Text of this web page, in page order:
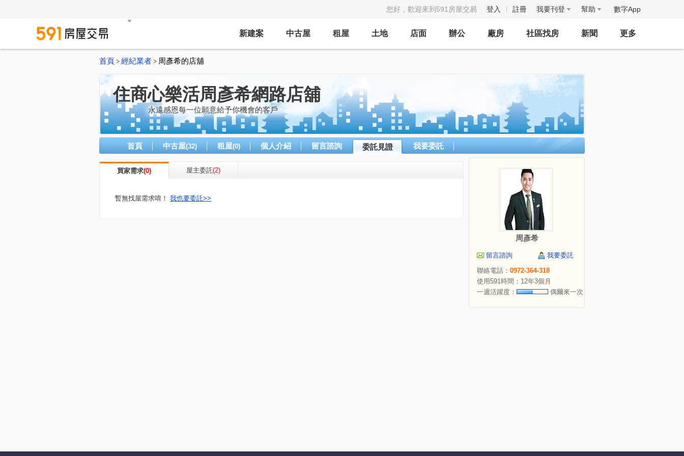
您好，歡迎來到591房屋交易 登入 註冊 我要刊登 幫助 數字App
新建案 中古屋 租屋 土地 店面 辦公 廠房 社區找房 新聞 更多
首頁 > 經紀業者 > 周彥希的店舖
住商心樂活周彥希網路店舖
永遠感恩每一位願意給予你機會的客戶
首頁 中古屋(32) 租屋(0) 個人介紹 留言諮詢 委託見證 我要委託
買家需求(0) 屋主委託(2)
暫無找屋需求唷！ 我也要委託>>
周彥希
留言諮詢
我要委託
聯絡電話： 0972-364-318
使用591時間：12年3個月
一週活躍度：
偶爾來一次